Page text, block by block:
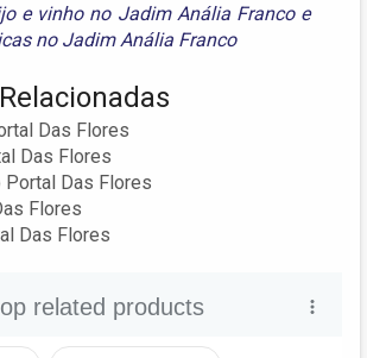
e vinho no Jadim Anália Francoe
no Jadim Anália Franco
Das Flores
Das Flores
Das Flores
Flores
Das Flores